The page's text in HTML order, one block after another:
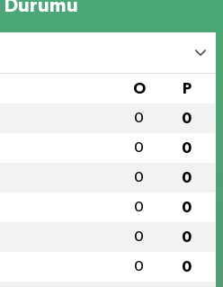
Durumu
O P
0 0
0 0
0 0
0 0
0 0
0 0